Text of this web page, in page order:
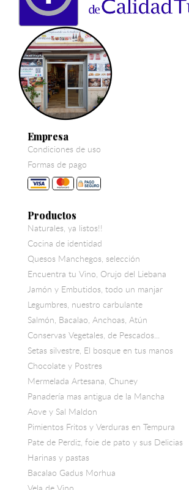
Empresa
Condiciones de uso
Formas de pago
Productos
Naturales, ya listos!!
Cocina de identidad
Quesos Manchegos, selección
Encuentra tu Vino, Orujo del Liebana
Jamón y Embutidos, todo un manjar
Legumbres, nuestro carbulante
Salmón, Bacalao, Anchoas, Atún
Conservas Vegetales, de Pescados...
Setas silvestre, El bosque en tus manos
Chocolate y Postres
Mermelada Artesana, Chuney
Panadería mas antigua de la Mancha
Aove y Sal Maldon
Pimientos Fritos y Verduras en Tempura
Pate de Perdiz, foie de pato y sus Delicias
Harinas y pastas
Bacalao Gadus Morhua